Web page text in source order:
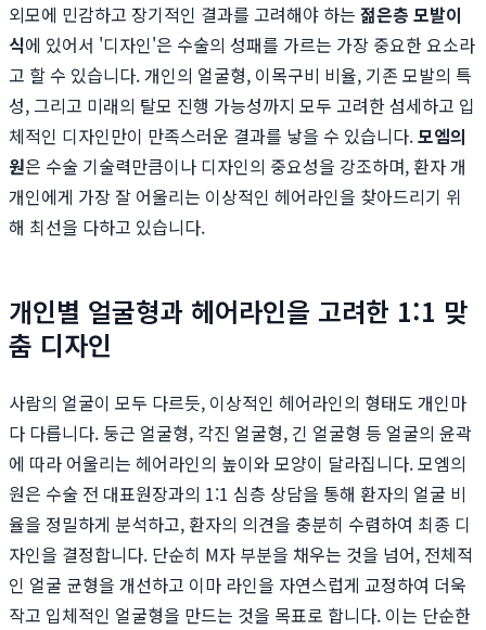
외모에 민감하고 장기적인 결과를 고려해야 하는 젊은층 모발이
식에 있어서 '디자인'은 수술의 성패를 가르는 가장 중요한 요소라
고 할 수 있습니다. 개인의 얼굴형, 이목구비 비율, 기존 모발의 특
성, 그리고 미래의 탈모 진행 가능성까지 모두 고려한 섬세하고 입
체적인 디자인만이 만족스러운 결과를 낳을 수 있습니다.모엠의
원은 수술 기술력만큼이나 디자인의 중요성을 강조하며, 환자 개
개인에게 가장 잘 어울리는 이상적인 헤어라인을 찾아드리기 위
해 최선을 다하고 있습니다.
개인별 얼굴형과 헤어라인을 고려한 1:1 맞
춤 디자인
사람의 얼굴이 모두 다르듯, 이상적인 헤어라인의 형태도 개인마
다 다릅니다. 둥근 얼굴형, 각진 얼굴형, 긴 얼굴형 등 얼굴의 윤곽
에 따라 어울리는 헤어라인의 높이와 모양이 달라집니다. 모엠의
원은 수술 전 대표원장과의 1:1 심층 상담을 통해 환자의 얼굴 비
율을 정밀하게 분석하고, 환자의 의견을 충분히 수렴하여 최종 디
자인을 결정합니다. 단순히 M자 부분을 채우는 것을 넘어, 전체적
인 얼굴 균형을 개선하고 이마 라인을 자연스럽게 교정하여 더욱
작고 입체적인 얼굴형을 만드는 것을 목표로 합니다. 이는 단순한